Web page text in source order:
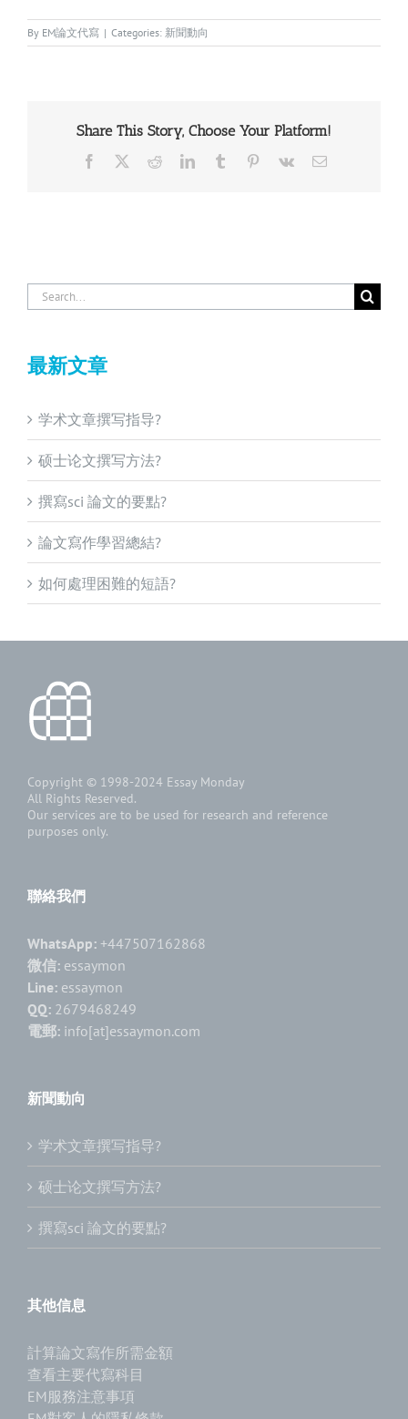
By EM論文代寫 | Categories: 新聞動向
Share This Story, Choose Your Platform!
Facebook RedditLinkedInTumblr Pinterest
Vk Email
Search
for:
最新文章
学术文章撰写指导?
硕士论文撰写方法?
撰寫sci 論文的要點?
論文寫作學習總結?
如何處理困難的短語?
Copyright © 1998-2024 Essay Monday
All Rights Reserved.
Our services are to be used for research and reference
purposes only.
聯絡我們
WhatsApp: +447507162868
微信: essaymon
Line: essaymon
QQ: 2679468249
電郵: info[at]essaymon.com
新聞動向
学术文章撰写指导?
硕士论文撰写方法?
撰寫sci 論文的要點?
其他信息
計算論文寫作所需金額
查看主要代寫科目
EM服務注意事項